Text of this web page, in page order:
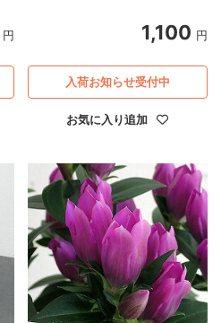
円 1,100 円
お気に入り追加
入荷お知らせ受付中